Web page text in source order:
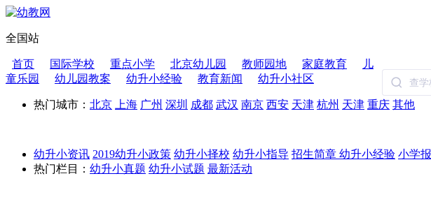
全国站
首页 国际学校 重点小学 北京幼儿园 教师园地 家庭教育
儿
童乐园
幼儿园教案 幼升小经验 教育新闻 幼升小社区
热门城市： 北京 上海 广州 深圳 成都 武汉 南京 西安 天津 杭州 天津 重庆 其他
幼升小资讯 2019幼升小政策 幼升小择校 幼升小指导 招生简章 幼升小经验 小学
热门栏目： 幼升小真题 幼升小试题 最新活动